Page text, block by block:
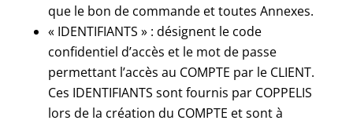
que le bon de commande et toutes Annexes.
« IDENTIFIANTS » : désignent le code
confidentiel d’accès et le mot de passe
permettant l’accès au COMPTE par le CLIENT.
Ces IDENTIFIANTS sont fournis par COPPELIS
lors de la création du COMPTE et sont à